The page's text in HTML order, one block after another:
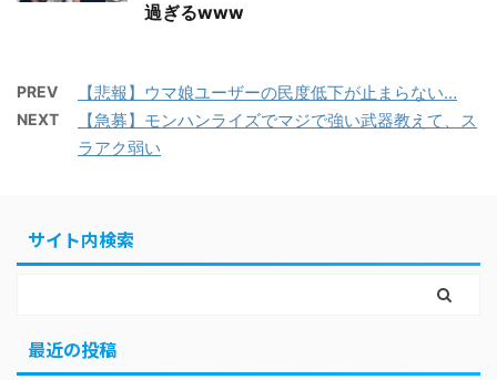
過ぎるwww
PREV 【悲報】ウマ娘ユーザーの民度低下が止まらない…
NEXT
【急募】モンハンライズでマジで強い武器教えて、ス
ラアク弱い
サイト内検索
最近の投稿